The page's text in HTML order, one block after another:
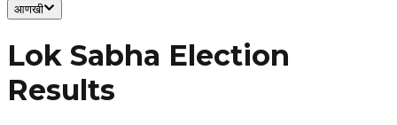
आणखी
Lok Sabha Election
Results